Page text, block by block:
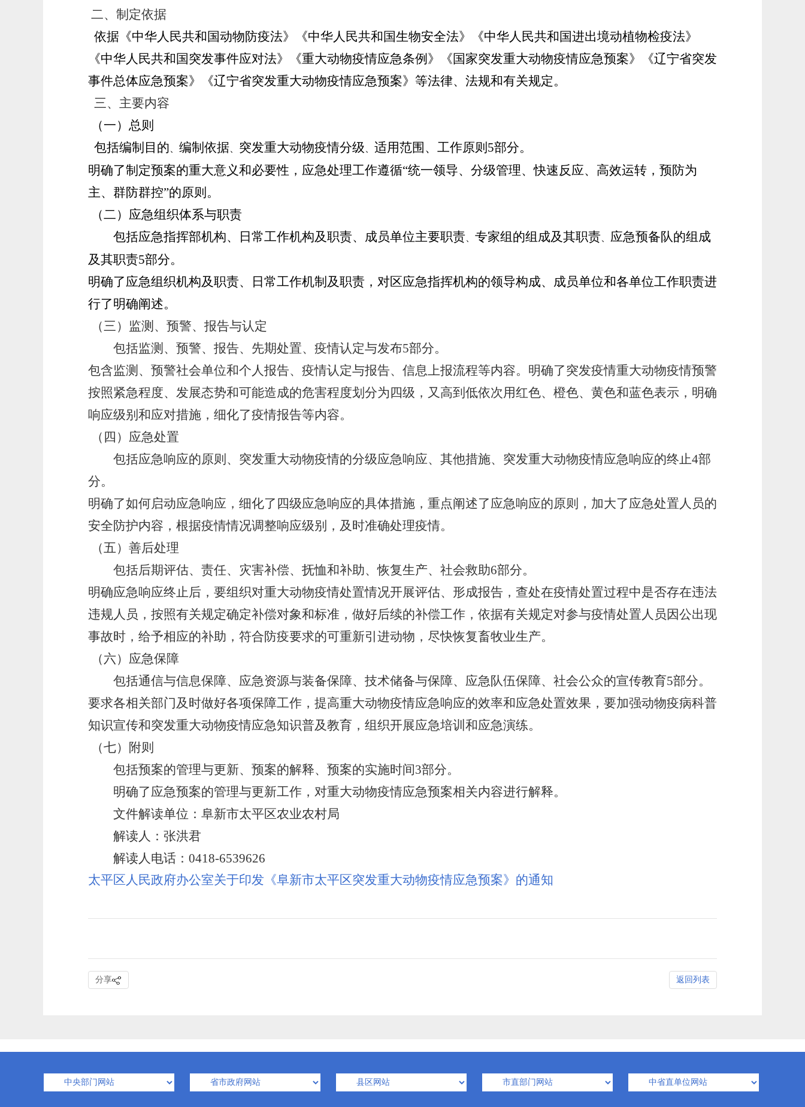
二、制定依据
依据《中华人民共和国动物防疫法》《中华人民共和国生物安全法》《中华人民共和国进出境动植物检疫法》
《中华人民共和国突发事件应对法》《重大动物疫情应急条例》《国家突发重大动物疫情应急预案》《辽宁省突发
事件总体应急预案》《辽宁省突发重大动物疫情应急预案》等法律、法规和有关规定。
三、主要内容
（一）总则
包括编制目的
编制依据 突发重大动物疫情分级
适用范围、工作原则5部分。
明确了制定预案的重大意义和必要性，应急处理工作遵循“统一领导、分级管理、快速反应、高效运转，预防为
主、群防群控”的原则。
（二）应急组织体系与职责
包括应急指挥部机构、日常工作机构及职责、成员单位主要职责
专家组的组成及其职责
应急预备队的组成
及其职责5部分。
明确了应急组织机构及职责、日常工作机制及职责，对区应急指挥机构的领导构成、成员单位和各单位工作职责进
行了明确阐述。
（三）监测、预警、报告与认定
包括监测、预警、报告、先期处置、疫情认定与发布5部分。
包含监测、预警社会单位和个人报告、疫情认定与报告、信息上报流程等内容。明确了突发疫情重大动物疫情预警
按照紧急程度、发展态势和可能造成的危害程度划分为四级，又高到低依次用红色、橙色、黄色和蓝色表示，明确
响应级别和应对措施，细化了疫情报告等内容。
（四）应急处置
包括应急响应的原则、突发重大动物疫情的分级应急响应、其他措施、突发重大动物疫情应急响应的终止4部
分。
明确了如何启动应急响应，细化了四级应急响应的具体措施，重点阐述了应急响应的原则，加大了应急处置人员的
安全防护内容，根据疫情情况调整响应级别，及时准确处理疫情。
（五）善后处理
包括后期评估、责任、灾害补偿、抚恤和补助、恢复生产、社会救助6部分。
明确应急响应终止后，要组织对重大动物疫情处置情况开展评估、形成报告，查处在疫情处置过程中是否存在违法
违规人员，按照有关规定确定补偿对象和标准，做好后续的补偿工作，依据有关规定对参与疫情处置人员因公出现
事故时，给予相应的补助，符合防疫要求的可重新引进动物，尽快恢复畜牧业生产。
（六）应急保障
包括通信与信息保障、应急资源与装备保障、技术储备与保障、应急队伍保障、社会公众的宣传教育5部分。
要求各相关部门及时做好各项保障工作，提高重大动物疫情应急响应的效率和应急处置效果，要加强动物疫病科普
知识宣传和突发重大动物疫情应急知识普及教育，组织开展应急培训和应急演练。
（七）附则
包括预案的管理与更新、预案的解释、预案的实施时间3部分。
明确了应急预案的管理与更新工作，对重大动物疫情应急预案相关内容进行解释。
文件解读单位：阜新市太平区农业农村局
解读人：张洪君
解读人电话： 0418-6539626
太平区人民政府办公室关于印发《阜新市太平区突发重大动物疫情应急预案》的通知
分享 返回列表